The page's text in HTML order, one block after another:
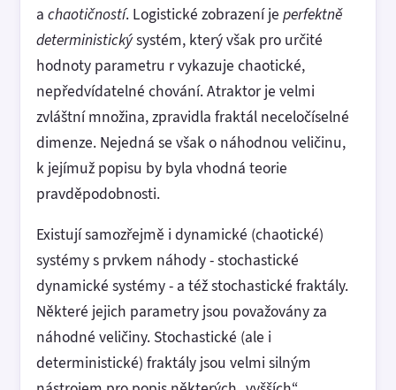
a chaotičností. Logistické zobrazení je perfektně
deterministickýsystém, který však pro určité
hodnoty parametru r vykazuje chaotické,
nepředvídatelné chování. Atraktor je velmi
zvláštní množina, zpravidla fraktál neceločíselné
dimenze. Nejedná se však o náhodnou veličinu,
k jejímuž popisu by byla vhodná teorie
pravděpodobnosti.
Existují samozřejmě i dynamické (chaotické)
systémy s prvkem náhody - stochastické
dynamické systémy - a též stochastické fraktály.
Některé jejich parametry jsou považovány za
náhodné veličiny. Stochastické (ale i
deterministické) fraktály jsou velmi silným